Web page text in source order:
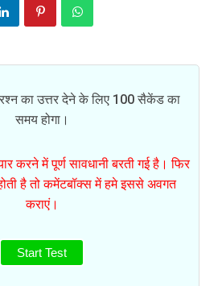
का उत्तर देने के लिए 100 सैकेंड का
समय होगा।
करने में पूर्ण सावधानी बरती गई है। फिर
है तो कमेंटबॉक्स में हमे इससे अवगत
कराएं।
Start Test